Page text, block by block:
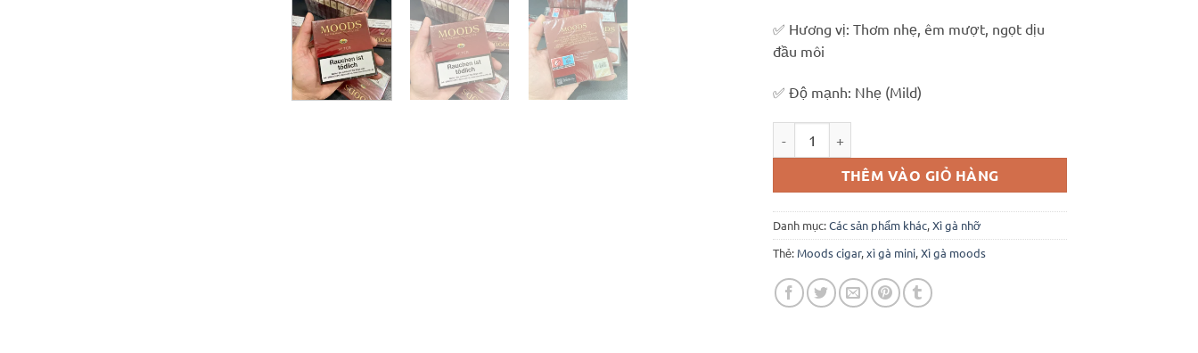
✅ Hương vị: Thơm nhẹ, êm mượt, ngọt dịu
đầu môi
✅ Độ mạnh: Nhẹ (Mild)
THÊM VÀO GIỎ HÀNG
Danh mục:Các sản phẩm khác,Xì gà nhỡ
Thẻ: Moods cigar,xì gà mini,Xì gà moods